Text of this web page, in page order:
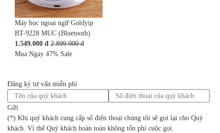
Máy học ngoại ngữ Goldyip
BT-9228 MUC (Bluetooth)
1.549.000 đ 2.899.000 đ
Mua Ngay 47% Sale
Đăng ký tư vấn miễn phí
Gửi
(*) Khi quý khách cung cấp số điện thoại chúng tôi sẽ gọi lại cho Quý
khách. Vì thế Quý khách hoàn toàn không tốn phí cuộc gọi.